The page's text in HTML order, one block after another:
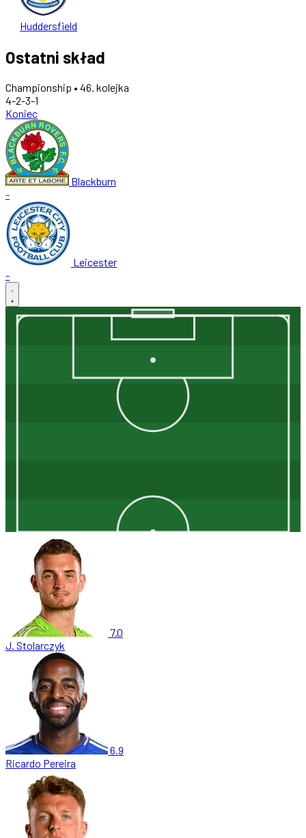
Huddersfield
Ostatni skład
Championship • 46. kolejka
4-2-3-1
Koniec
Blackburn
-
Leicester
-
7.0
J. Stolarczyk
6.9
Ricardo Pereira